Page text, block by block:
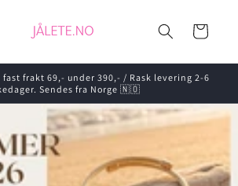
Handlekurv
frakt 69,- under 390,- / Rask levering 2-6
Sendes fra Norge 🇳🇴